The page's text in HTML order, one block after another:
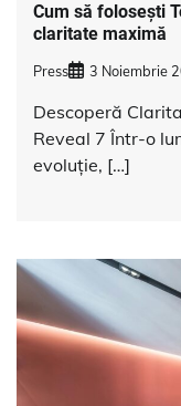
Cum să folosești
claritate maximă
Press 3 Noiembrie
Descoperă
Reveal 7 Într-o
evoluție, […]